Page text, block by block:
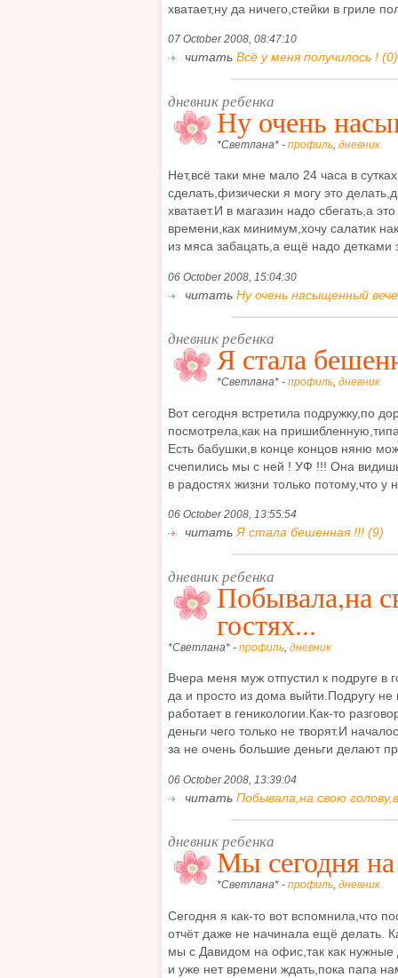
хватает,ну да ничего,стейки в гриле
07 October 2008, 08:47:10
читать Всё у меня получилось ! (0)
дневник ребенка
Ну очень
*Светлана* - профиль дневник
Нет,всё таки мне мало 24 часа в
сделать,физически я могу это
хватает.И в магазин надо сбегать,а
времени,как минимум,хочу салатик
из мяса забацать,а ещё надо детками
06 October 2008, 15:04:30
читать Ну очень насыщенный
дневник ребенка
Я стала
*Светлана* - профиль, дневник
Вот сегодня встретила подружку,по
посмотрела,как на
Есть бабушки,в конце концов няню
счепились мы с ней ! УФ !!! Она
в радостях жизни только потому,что у
06 October 2008, 13:55:54
читать Я стала бешенная !!! (9)
дневник ребенка
Побывала,на
гостях...
*Светлана* - профиль, дневник
Вчера меня муж отпустил к подруге в
да и просто из дома выйти.Подругу
работает в геникологии.Как-то
деньги чего только не творят.И
за не очень большие деньги делают
06 October 2008, 13:39:04
читать Побывала,на свою
дневник ребенка
Мы сегодня
*Светлана* - профиль, дневник
Сегодня я как-то вот вспомнила,что
отчёт даже не начинала ещё делать.
мы с Давидом на офис,так как нужные
и уже нет времени ждать,пока папа